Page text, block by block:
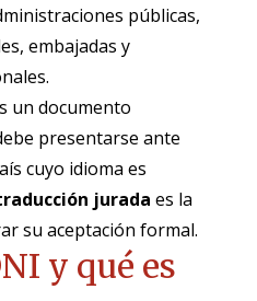
públicas,
embajadas y
un documento
presentarse ante
cuyo idioma es
jurada es la
su aceptación formal.
y qué es